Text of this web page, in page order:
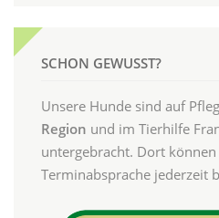
SCHON GEWUSST?
Unsere Hunde sind auf
Region und im Tierhilfe
untergebracht. Dort können
Terminabsprache jederzeit